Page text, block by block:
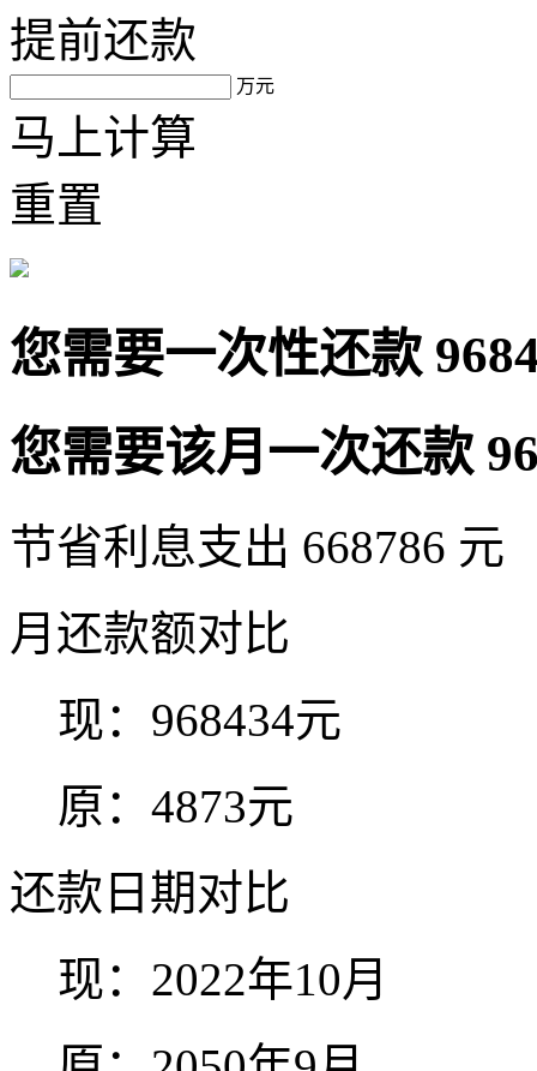
提前还款
万元
马上计算
重置
您需要一次性还款
您需要该月一次还款
节省利息支出 668786 元
月还款额对比
现： 968434元
原： 4873元
还款日期对比
现： 2022年10月